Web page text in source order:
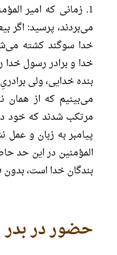
1. زمانی که امیر
می‌بردند، پرسید: اگر
خدا سوگند کشته
خدا و برادر رسول
بنده خدایی، ولی برادریِ
می‌بینیم که از همان
مرتکب شدند که خود
پیامبر به زبان و عمل
المؤمنین در این حد
بندگان خدا است،
حضور در بدر